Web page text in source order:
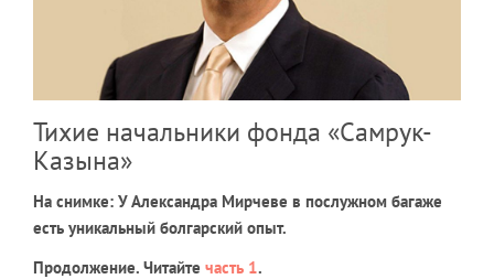
Тихие начальники фонда «Самрук-
Казына»
На снимке: У Александра Мирчеве в послужном багаже
есть уникальный болгарский опыт.
Продолжение. Читайте часть 1.